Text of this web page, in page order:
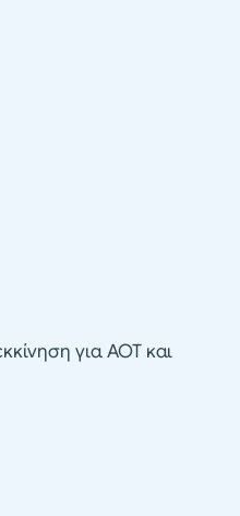
για ΑΟΤ και